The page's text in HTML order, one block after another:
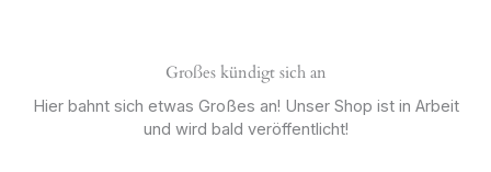
Großes kündigt sich an
Hier bahnt sich etwas Großes an! Unser Shop ist in Arbeit
und wird bald veröffentlicht!